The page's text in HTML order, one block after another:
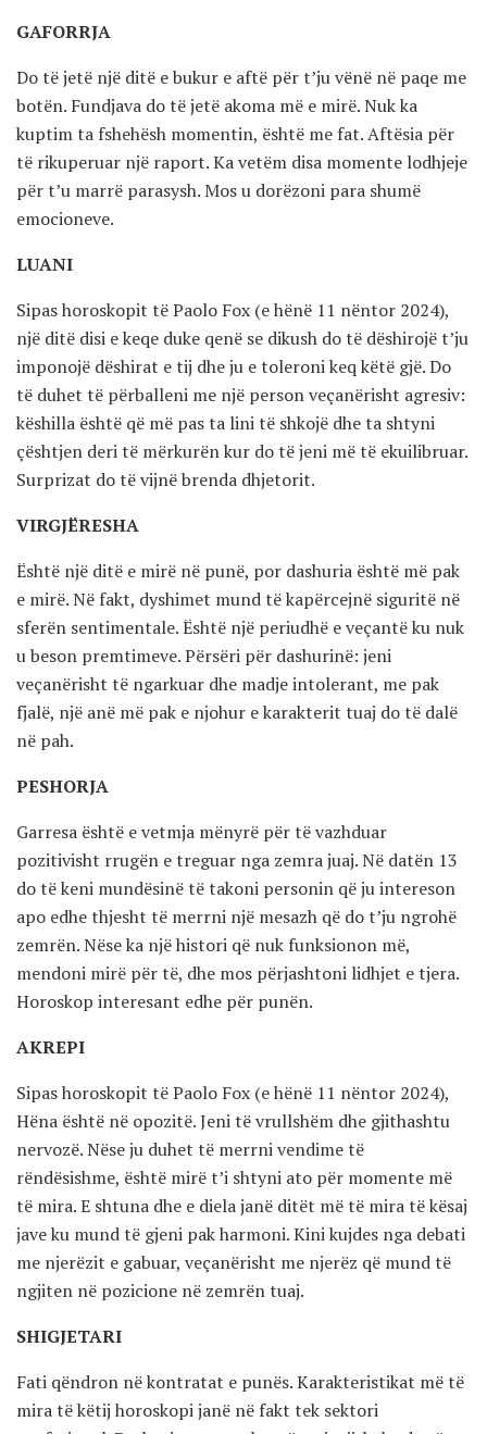
GAFORRJA
Do të jetë një ditë e bukur e aftë për t’ju vënë në paqe me
botën. Fundjava do të jetë akoma më e mirë. Nuk ka
kuptim ta fshehësh momentin, është me fat. Aftësia për
të rikuperuar një raport. Ka vetëm disa momente lodhjeje
për t’u marrë parasysh. Mos u dorëzoni para shumë
emocioneve.
LUANI
Sipas horoskopit të Paolo Fox (e hënë 11 nëntor 2024),
një ditë disi e keqe duke qenë se dikush do të dëshirojë t’ju
imponojë dëshirat e tij dhe ju e toleroni keq këtë gjë. Do
të duhet të përballeni me një person veçanërisht agresiv:
këshilla është që më pas ta lini të shkojë dhe ta shtyni
çështjen deri të mërkurën kur do të jeni më të ekuilibruar.
Surprizat do të vijnë brenda dhjetorit.
VIRGJËRESHA
Është një ditë e mirë në punë, por dashuria është më pak
e mirë. Në fakt, dyshimet mund të kapërcejnë siguritë në
sferën sentimentale. Është një periudhë e veçantë ku nuk
u beson premtimeve. Përsëri për dashurinë: jeni
veçanërisht të ngarkuar dhe madje intolerant, me pak
fjalë, një anë më pak e njohur e karakterit tuaj do të dalë
në pah.
PESHORJA
Garresa është e vetmja mënyrë për të vazhduar
pozitivisht rrugën e treguar nga zemra juaj. Në datën 13
do të keni mundësinë të takoni personin që ju intereson
apo edhe thjesht të merrni një mesazh që do t’ju ngrohë
zemrën. Nëse ka një histori që nuk funksionon më,
mendoni mirë për të, dhe mos përjashtoni lidhjet e tjera.
Horoskop interesant edhe për punën.
AKREPI
Sipas horoskopit të Paolo Fox (e hënë 11 nëntor 2024),
Hëna është në opozitë. Jeni të vrullshëm dhe gjithashtu
nervozë. Nëse ju duhet të merrni vendime të
rëndësishme, është mirë t’i shtyni ato për momente më
të mira. E shtuna dhe e diela janë ditët më të mira të kësaj
jave ku mund të gjeni pak harmoni. Kini kujdes nga debati
me njerëzit e gabuar, veçanërisht me njerëz që mund të
ngjiten në pozicione në zemrën tuaj.
SHIGJETARI
Fati qëndron në kontratat e punës. Karakteristikat më të
mira të këtij horoskopi janë në fakt tek sektori